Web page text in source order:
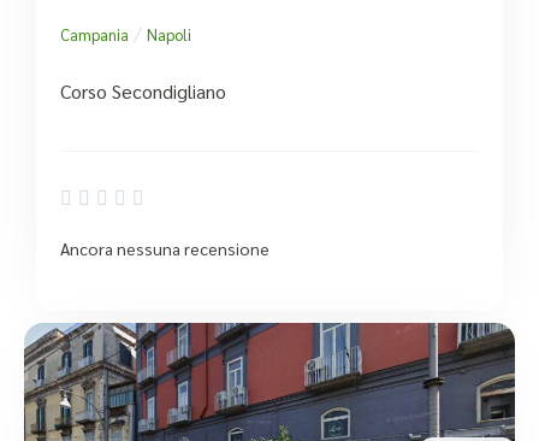
Campania / Napoli
Corso Secondigliano
    
Ancora nessuna recensione